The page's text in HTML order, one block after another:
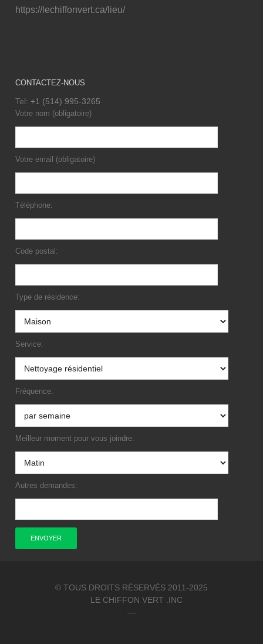
https://lechiffonvert.ca/lieu/
CONTACTEZ-NOUS
Tel:+1 (514) 995-3265
Votre nom (obligatoire)
Votre email (obligatoire)
Téléphone:
Code postal:
Type de résidence:
Service:
Fréquence:
Meilleur moment pour vous joindre:
Autres demandes:
© TOUS DROITS RÉSERVÉS 2011-2025
LE CHIFFON VERT .INC
—